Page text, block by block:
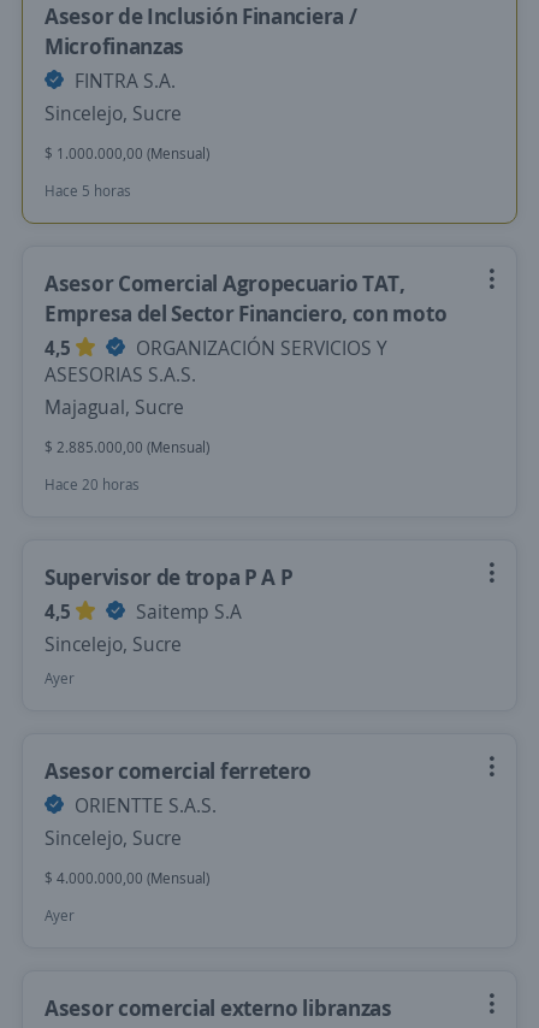
Asesor de Inclusión Financiera /
Microfinanzas
FINTRA S.A.
Sincelejo, Sucre
$ 1.000.000,00 (Mensual)
Hace 5 horas
Asesor Comercial Agropecuario TAT,
Empresa del Sector Financiero, con moto
4,5
ORGANIZACIÓN SERVICIOS Y
ASESORIAS S.A.S.
Majagual, Sucre
$ 2.885.000,00 (Mensual)
Hace 20 horas
Supervisor de tropa P A P
4,5
Saitemp S.A
Sincelejo, Sucre
Ayer
Asesor comercial ferretero
ORIENTTE S.A.S.
Sincelejo, Sucre
$ 4.000.000,00 (Mensual)
Ayer
Asesor comercial externo libranzas